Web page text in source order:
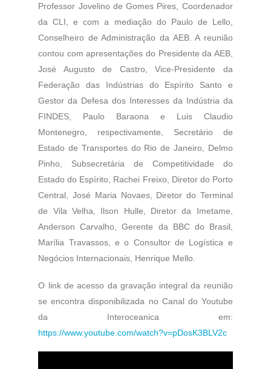
Professor Jovelino de Gomes Pires, Coordenador
da CLI, e com a mediação do Paulo de Lello,
Conselheiro de Administração da AEB. A reunião
contou com apresentações do Presidente da AEB,
José Augusto de Castro, Vice-Presidente da
Federação das Indústrias do Espírito Santo e
Gestor da Defesa dos Interesses da Indústria da
FINDES, Paulo Baraona e Luis Claudio
Montenegro, respectivamente, Secretário de
Estado de Transportes do Rio de Janeiro, Delmo
Pinho, Subsecretária de Competitividade do
Estado do Espírito, Rachei Freixo, Diretor do Porto
Central, José Maria Novaes, Diretor do Terminal
de Vila Velha, Ilson Hulle, Diretor da Imetame,
Anderson Carvalho, Gerente da BBC do Brasil,
Marília Travassos, e o Consultor de Logística e
Negócios Internacionais, Henrique Mello.
O link de acesso da gravação integral da reunião
se encontra disponibilizada no Canal do Youtube
da Interoceanica em:
https://www.youtube.com/watch?v=pDosK3BLV2c